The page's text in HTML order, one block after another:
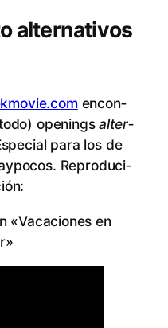
alternativos
en­con­
ope­ningsal­ter­
pa­ra los de
Re­pro­du­ci­
«Va­ca­cio­nes en